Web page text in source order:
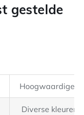
gestelde
Hoogwaardige
Diverse kleuren